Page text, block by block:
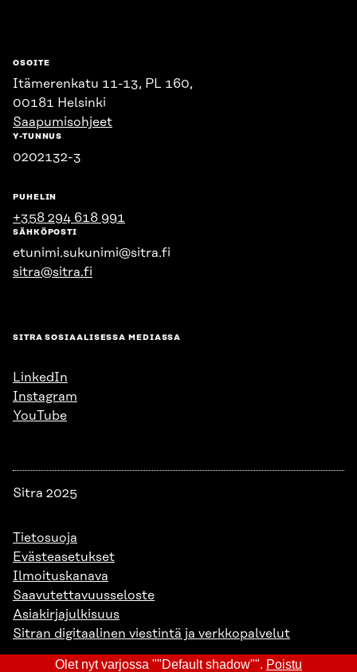
OSOITE
Itämerenkatu 11-13, PL 160,
00181 Helsinki
Saapumisohjeet
Y-TUNNUS
0202132-3
PUHELIN
+358 294 618 991
SÄHKÖPOSTI
etunimi.sukunimi@sitra.fi
sitra@sitra.fi
SITRA SOSIAALISESSA MEDIASSA
LinkedIn
Instagram
YouTube
Sitra 2025
Tietosuoja
Evästeasetukset
Ilmoituskanava
Saavutettavuusseloste
Asiakirjajulkisuus
Sitran digitaalinen viestintä ja verkkopalvelut
Olet nyt varjossa ""Default shadow"". Poistu